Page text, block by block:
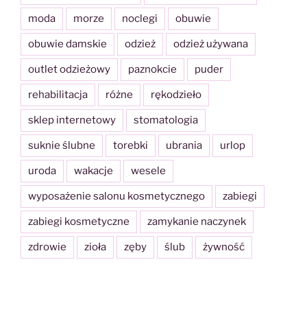
moda morze noclegi obuwie
obuwie damskie odzież odzież używana
outlet odzieżowy paznokcie puder
rehabilitacja różne rękodzieło
sklep internetowy stomatologia
suknie ślubne torebki ubrania urlop
uroda wakacje wesele
wyposażenie salonu kosmetycznego zabiegi
zabiegi kosmetyczne zamykanie naczynek
zdrowie zioła zęby ślub żywność